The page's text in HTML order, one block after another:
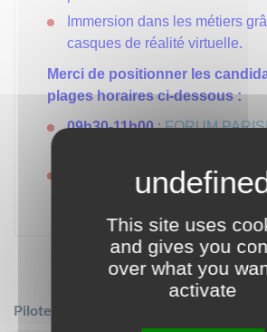
Immersion dans les métiers
casques de réalité virtuelle.
Merci de positionner les
plages horaires ci-dessous :
09h30-11h00:FORUM
11h30-13h00:FORUM
TRANSPORT LOGISTIQUE –
Pilotes de l'événement :
This site uses
and gives you
over what you
activate